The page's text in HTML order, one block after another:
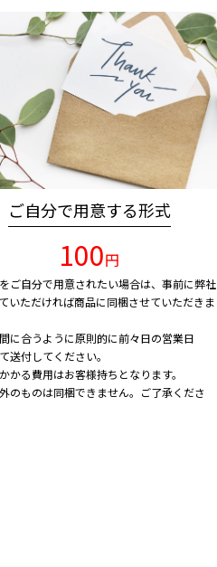
ご自分で用意する形式
100円
ご自分で用意されたい場合は、事前に弊社
いただければ商品に同梱させていただきま
に合うように原則的に前々日の営業日
送付してください。
かる費用はお客様持ちとなります。
のものは同梱できません。ご了承くださ